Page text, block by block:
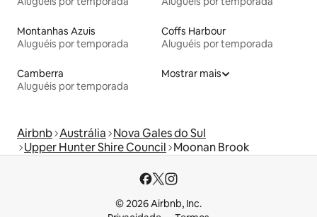
Montanhas Azuis
Aluguéis por temporada
Coffs Harbour
Aluguéis por temporada
Camberra
Aluguéis por temporada
Mostrar mais
Airbnb Austrália Nova Gales do Sul
Upper Hunter Shire Council Moonan Brook
© 2026 Airbnb, Inc.